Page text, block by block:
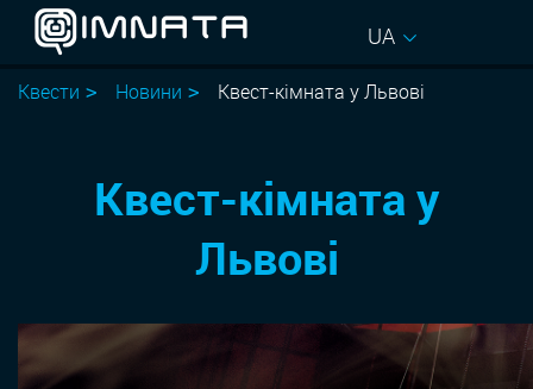
UA
Квести Новини Квест-кімната у Львові
Квест-кімната у
Львові